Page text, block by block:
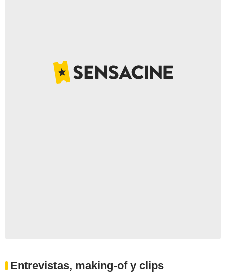
Entrevistas, making-of y clips